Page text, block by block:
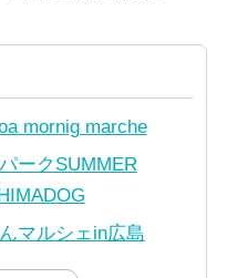
mornig marche
ークSUMMER
マルシェin広島